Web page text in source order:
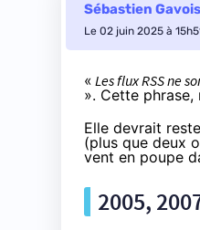
Sébastien Gavois
Le 02 juin 2025 à
« Les flux RSS ne
». Cette phrase,
Elle devrait
(plus que deux
vent en poupe
2005,